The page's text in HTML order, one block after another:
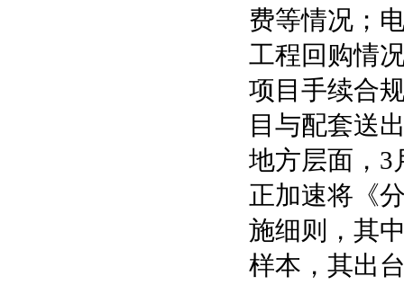
费等情况；
工程回购情
项目手续合
目与配套送
地方层面，3
正加速将《
施细则，其
样本，其出